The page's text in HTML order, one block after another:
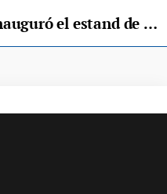
VÍDEO Gimena Lamedo inauguró el estand de Asturias en #FITUR2025